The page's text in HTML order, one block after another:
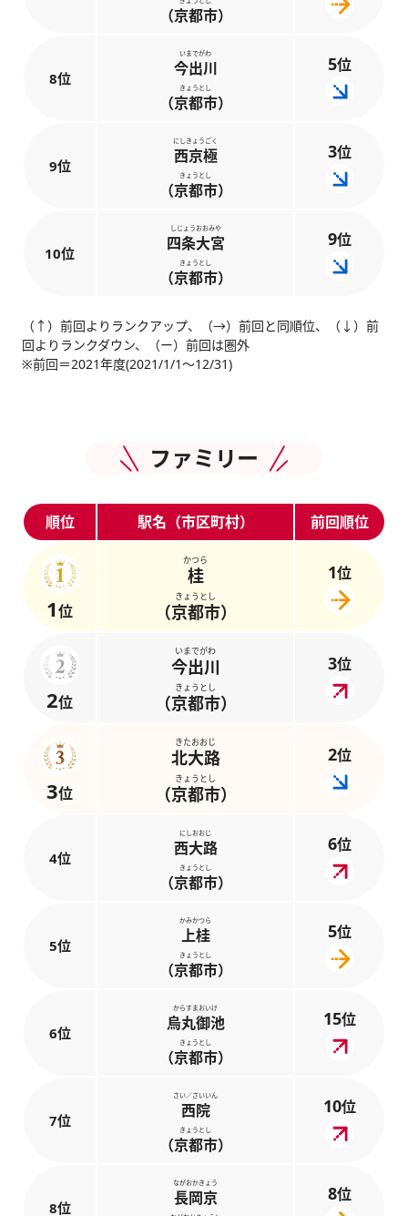
（京都市）
8位
いまでがわ
今出川
きょうとし
（京都市）
5位
9位
にしきょうごく
西京極
きょうとし
（京都市）
3位
10位
しじょうおおみや
四条大宮
きょうとし
（京都市）
9位
（↑）前回よりランクアップ、（→）前回と同順位、（↓）前
回よりランクダウン、（ー）前回は圏外
※前回＝2021年度(2021/1/1～12/31)
ファミリー
順位 駅名（市区町村） 前回順位
1位
かつら
桂
きょうとし
（京都市）
1位
2位
いまでがわ
今出川
きょうとし
（京都市）
3位
3位
きたおおじ
北大路
きょうとし
（京都市）
2位
4位
にしおおじ
西大路
きょうとし
（京都市）
6位
5位
かみかつら
上桂
きょうとし
（京都市）
5位
6位
からすまおいけ
烏丸御池
きょうとし
（京都市）
15位
7位
さい／さいいん
西院
きょうとし
（京都市）
10位
8位
ながおかきょう
長岡京 8位